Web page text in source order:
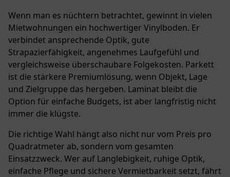
Wenn man es nüchtern betrachtet, gewinnt in vielen
Mietwohnungen ein hochwertiger Vinylboden. Er
verbindet ansprechende Optik, gute
Strapazierfähigkeit, angenehmes Laufgefühl und
vergleichsweise überschaubare Folgekosten. Parkett
ist die stärkere Premiumlösung, wenn Objekt, Lage
und Zielgruppe das hergeben. Laminat bleibt die
Option für einfache Budgets, ist aber langfristig nicht
immer die klügste.
Die richtige Wahl hängt also nicht nur vom Preis pro
Quadratmeter ab, sondern vom gesamten
Einsatzzweck. Wer auf Langlebigkeit, ruhige Optik,
einfache Pflege und sichere Vermietbarkeit setzt, fährt